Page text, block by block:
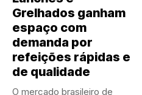
Grelhados ganham
espaço com
demanda por
refeições rápidas e
de qualidade
O mercado brasileiro de